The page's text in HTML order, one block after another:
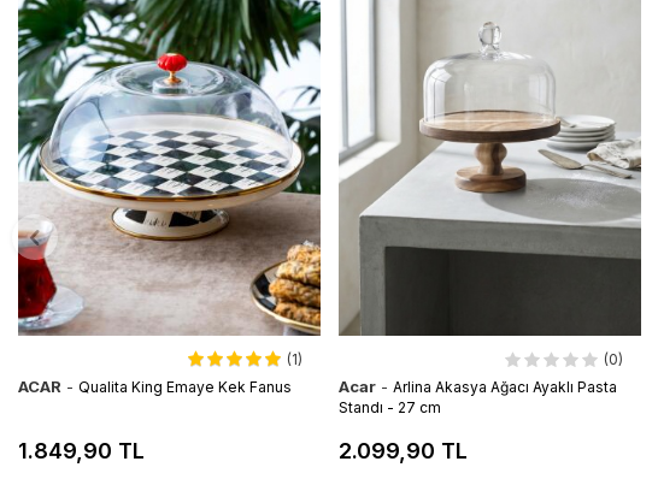
(1)
ACAR - Qualita King Emaye Kek Fanus
1.849,90 TL
(0)
Acar - Arlina Akasya Ağacı Ayaklı Pasta
Standı - 27 cm
2.099,90 TL